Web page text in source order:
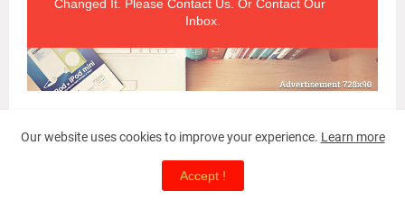
Changed It. Please Contact Us. Or Contact Our
Inbox.
Our website uses cookies to improve your experience. Learn more
Accept !